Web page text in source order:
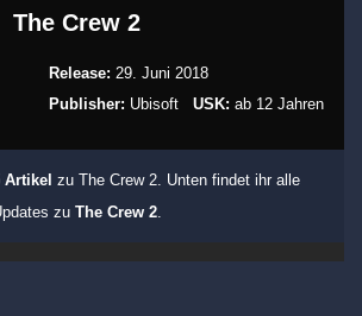
The Crew 2
Release: 29. Juni 2018
Publisher: Ubisoft USK: ab 12 Jahren
Artikel zu The Crew 2. Unten findet ihr alle
zu The Crew 2.